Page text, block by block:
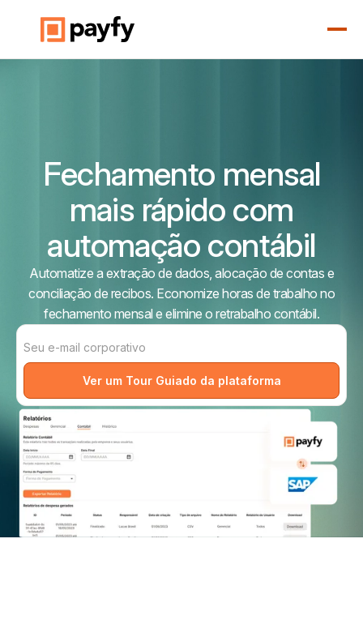
Fechamento mensal
mais rápido com
automação contábil
Automatize a extração de dados, alocação de contas e
conciliação de recibos. Economize horas de trabalho no
fechamento mensal e elimine o retrabalho contábil.